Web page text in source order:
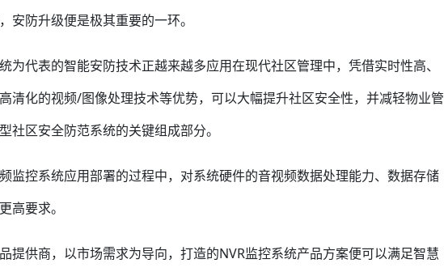
安防升级便是极其重要的一环。
为代表的智能安防技术正越来越多应用在现代社区管理中，凭借实时性高、
清化的视频/图像处理技术等优势，可以大幅提升社区安全性，并减轻物业管
社区安全防范系统的关键组成部分。
监控系统应用部署的过程中，对系统硬件的音视频数据处理能力、数据存储
高要求。
提供商，以市场需求为导向，打造的NVR监控系统产品方案便可以满足智慧